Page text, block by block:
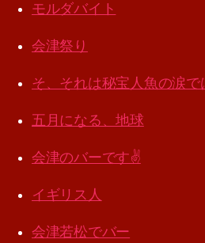
モルダバイト
会津祭り
そ、それは秘宝人魚の涙で
五月になる、地球
会津のバーです✌️
イギリス人
会津若松でバー